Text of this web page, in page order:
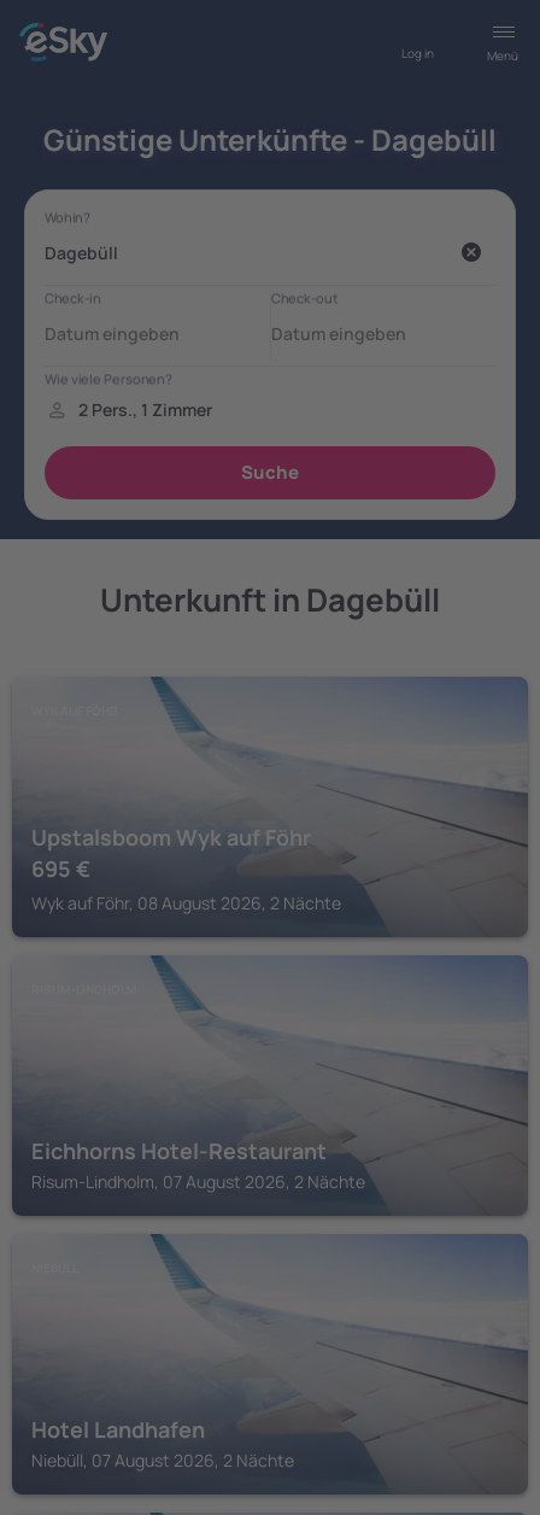
Menü
Log in
Günstige Unterkünfte - Dagebüll
Unterkunft in Dagebüll
Upstalsboom Wyk auf Föhr
695 €
Wyk auf Föhr, 08 August 2026, 2 Nächte
Eichhorns Hotel-Restaurant
Risum-Lindholm, 07 August 2026, 2 Nächte
Hotel Landhafen
Niebüll, 07 August 2026, 2 Nächte